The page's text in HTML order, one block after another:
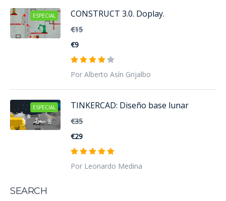
ESPECIAL CONSTRUCT 3.0. Doplay.
€15
€9
Por Alberto Asín Grijalbo
ESPECIAL TINKERCAD: Diseño base lunar
€35
€29
Por Leonardo Medina
SEARCH